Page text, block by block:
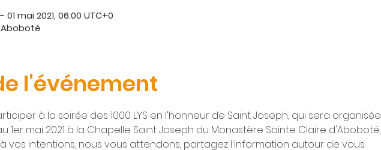
01 mai 2021, 06:00 UTC+0
l'événement
à la soirée des 1000 LYS en l'honneur de Saint Joseph, qui sera organisée
1er mai 2021 à la Chapelle Saint Joseph du Monastère Sainte Claire d'Aboboté,
vos intentions, nous vous attendons, partagez l'information autour de vous.